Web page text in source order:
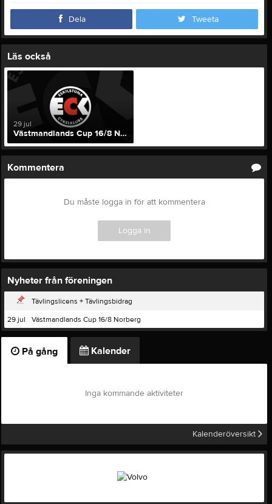
Dela Tweeta
Läs också
29 jul
Västmandlands Cup 16/8 Norberg
Kommentera
Du måste logga in för att kommentera
Logga in
Nyheter från föreningen
Tävlingslicens + Tävlingsbidrag
29 jul
Västmandlands Cup 16/8 Norberg
På gång Kalender
Inga kommande aktiviteter
Kalenderöversikt